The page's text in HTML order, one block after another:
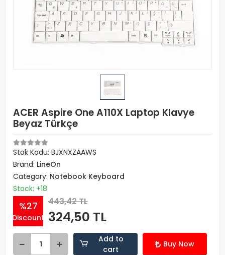
ACER Aspire One A110X Laptop Klavye
Beyaz Türkçe
Stok Kodu: BJXNXZAAWS
Brand: LineOn
Category: Notebook Keyboard
Stock: +18
%27
Discount
443,42 TL
324,50 TL
Add to
cart
Buy Now